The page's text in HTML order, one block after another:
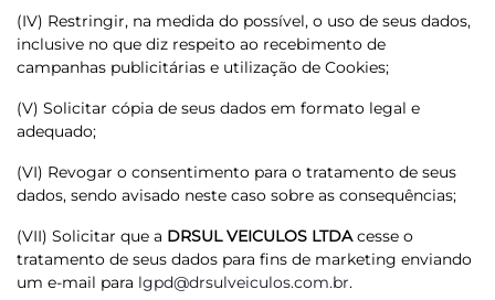
(IV) Restringir, na medida do possível, o uso de seus dados,
inclusive no que diz respeito ao recebimento de
campanhas publicitárias e utilização de Cookies;
(V) Solicitar cópia de seus dados em formato legal e
adequado;
(VI) Revogar o consentimento para o tratamento de seus
dados, sendo avisado neste caso sobre as consequências;
(VII) Solicitar que a DRSUL VEICULOS LTDAcesse o
tratamento de seus dados para fins de marketing enviando
um e-mail para lgpd@drsulveiculos.com.br.